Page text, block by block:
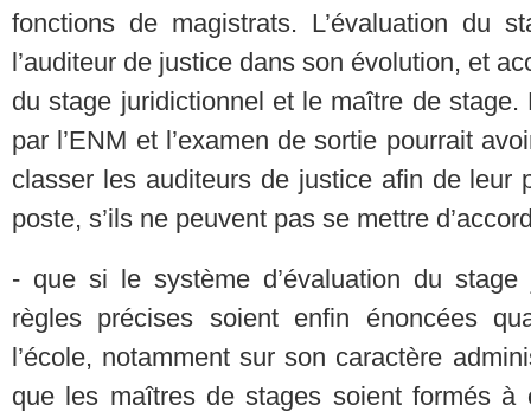
fonctions de magistrats. L’évaluation du
l’auditeur de justice dans son évolution, et
du stage juridictionnel et le maître de stage.
par l’ENM et l’examen de sortie pourrait
classer les auditeurs de justice afin de leur
poste, s’ils ne peuvent pas se mettre
- que si le système d’évaluation du
règles précises soient enfin énoncées
l’école, notamment sur son caractère
que les maîtres de stages soient formés à